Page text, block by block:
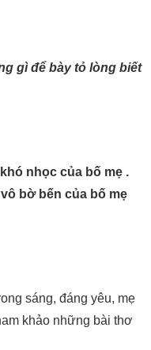
gì để bày tỏ lòng biết
nhọc của bố mẹ .
bờ bến của bố mẹ
sáng, đáng yêu, mẹ
khảo những bài thơ